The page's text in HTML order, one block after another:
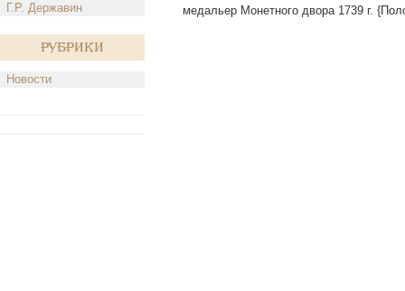
Г.Р. Державин
Рубрики
Новости
медальер Монетного двора 1739 г.